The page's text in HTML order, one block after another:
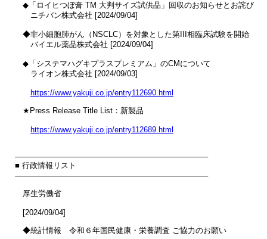
◆「ロイヒつぼ膏 TM 大判サイズ試供品」回収のお知らせとお詫び
ニチバン株式会社 [2024/09/04]
◆非小細胞肺がん（NSCLC）を対象とした第III相臨床試験を開始
バイエル薬品株式会社 [2024/09/04]
◆「システマハグキプラスプレミアム」のCMについて
ライオン株式会社 [2024/09/03]
https://www.yakuji.co.jp/entry112690.html
★Press Release Title List：新製品
https://www.yakuji.co.jp/entry112689.html
────────────────────────────────────
■ 行政情報リスト
────────────────────────────────────
厚生労働省
[2024/09/04]
◆統計情報　令和６年国民健康・栄養調査 ご協力のお願い